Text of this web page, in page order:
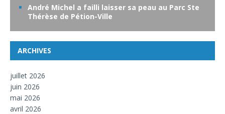
André Michel a failli laisser sa peau au Parc Ste
Thérèse de Pétion-Ville
ARCHIVES
juillet 2026
juin 2026
mai 2026
avril 2026